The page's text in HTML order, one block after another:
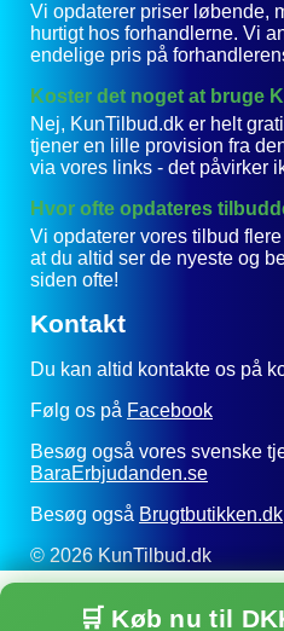
🛒 Køb nu til
Vi opdaterer priser løbende,
hurtigt hos forhandlerne. Vi
endelige pris på
Koster det noget at bruge
Nej, KunTilbud.dk er helt
tjener en lille provision fra
via vores links - det påvirker
Hvor ofte opdateres
Vi opdaterer vores tilbud
at du altid ser de nyeste og
siden ofte!
Kontakt
Du kan altid kontakte os på
Følg os på Facebook
Besøg også vores svenske
BaraErbjudanden.se
Besøg også Brugtbutikken.dk
© 2026 KunTilbud.dk